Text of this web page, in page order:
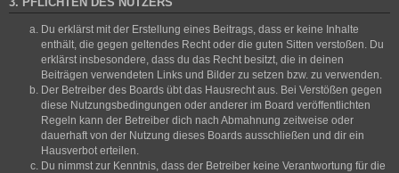
3. PFLICHTEN DES NUTZERS
Du erklärst mit der Erstellung eines Beitrags, dass er keine Inhalte
enthält, die gegen geltendes Recht oder die guten Sitten verstoßen. Du
erklärst insbesondere, dass du das Recht besitzt, die in deinen
Beiträgen verwendeten Links und Bilder zu setzen bzw. zu verwenden.
Der Betreiber des Boards übt das Hausrecht aus. Bei Verstößen gegen
diese Nutzungsbedingungen oder anderer im Board veröffentlichten
Regeln kann der Betreiber dich nach Abmahnung zeitweise oder
dauerhaft von der Nutzung dieses Boards ausschließen und dir ein
Hausverbot erteilen.
Du nimmst zur Kenntnis, dass der Betreiber keine Verantwortung für die